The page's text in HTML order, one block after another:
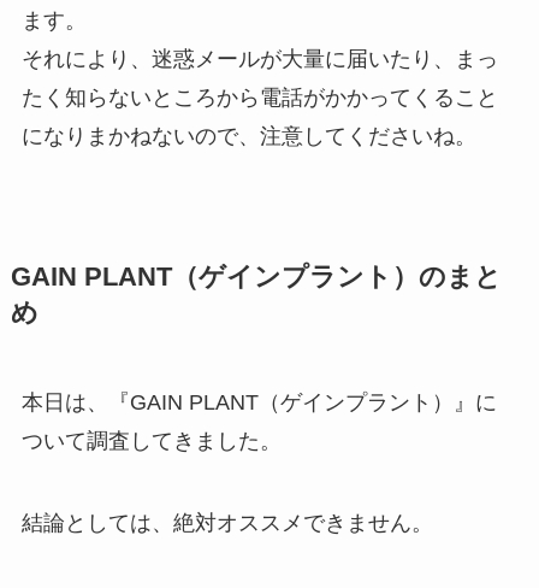
ます。
それにより、迷惑メールが大量に届いたり、まっ
たく知らないところから電話がかかってくること
になりまかねないので、注意してくださいね。
GAIN PLANT（ゲインプラント）のまと
め
本日は、『GAIN PLANT（ゲインプラント）』に
ついて調査してきました。
結論としては、 絶対オススメできません。